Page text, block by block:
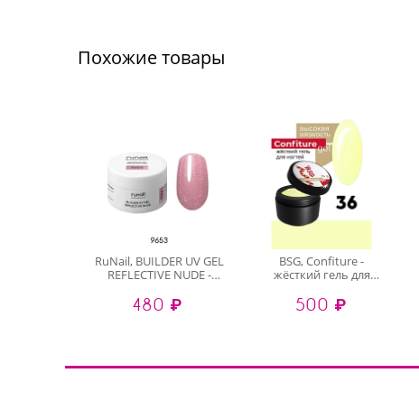
Похожие товары
RuNail, BUILDER UV GEL
REFLECTIVE NUDE -
гель
светоотражающий
480 ₽
BSG, Confiture -
жёсткий гель для
(высокая вязкость), 13
гр
500 ₽